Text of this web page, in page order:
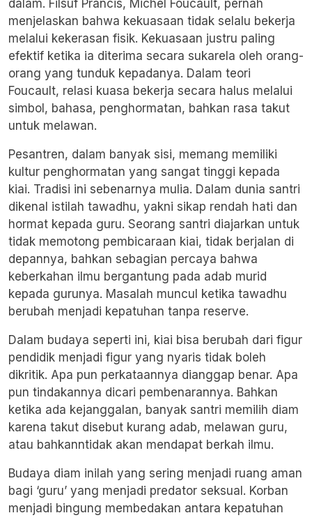
dalam. Filsuf Prancis, Michel Foucault, pernah
menjelaskan bahwa kekuasaan tidak selalu bekerja
melalui kekerasan fisik. Kekuasaan justru paling
efektif ketika ia diterima secara sukarela oleh orang-
orang yang tunduk kepadanya. Dalam teori
Foucault, relasi kuasa bekerja secara halus melalui
simbol, bahasa, penghormatan, bahkan rasa takut
untuk melawan.
Pesantren, dalam banyak sisi, memang memiliki
kultur penghormatan yang sangat tinggi kepada
kiai. Tradisi ini sebenarnya mulia. Dalam dunia santri
dikenal istilah tawadhu, yakni sikap rendah hati dan
hormat kepada guru. Seorang santri diajarkan untuk
tidak memotong pembicaraan kiai, tidak berjalan di
depannya, bahkan sebagian percaya bahwa
keberkahan ilmu bergantung pada adab murid
kepada gurunya. Masalah muncul ketika tawadhu
berubah menjadi kepatuhan tanpa reserve.
Dalam budaya seperti ini, kiai bisa berubah dari figur
pendidik menjadi figur yang nyaris tidak boleh
dikritik. Apa pun perkataannya dianggap benar. Apa
pun tindakannya dicari pembenarannya. Bahkan
ketika ada kejanggalan, banyak santri memilih diam
karena takut disebut kurang adab, melawan guru,
atau bahkanntidak akan mendapat berkah ilmu.
Budaya diam inilah yang sering menjadi ruang aman
bagi ‘guru’ yang menjadi predator seksual. Korban
menjadi bingung membedakan antara kepatuhan